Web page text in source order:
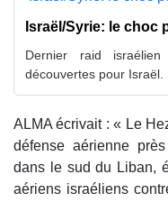
Israël/Syrie: le choc
Dernier raid
découvertes pour Israël.
ALMA écrivait : « Le
défense aérienne
dans le sud du Liban,
aériens israéliens